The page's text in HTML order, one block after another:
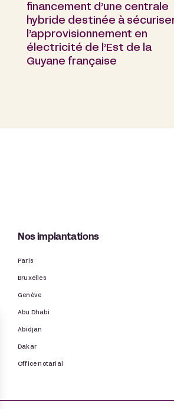
financement d’une centrale
hybride destinée à
l’approvisionnement en
électricité de l’Est de la
Guyane française
Nos implantations
Paris
Bruxelles
Genève
Abu Dhabi
Abidjan
Dakar
Office notarial